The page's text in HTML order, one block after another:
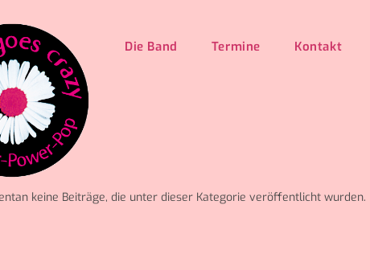
Die Band Termine Kontakt
keine Beiträge, die unter dieser Kategorie veröffentlicht wurden.